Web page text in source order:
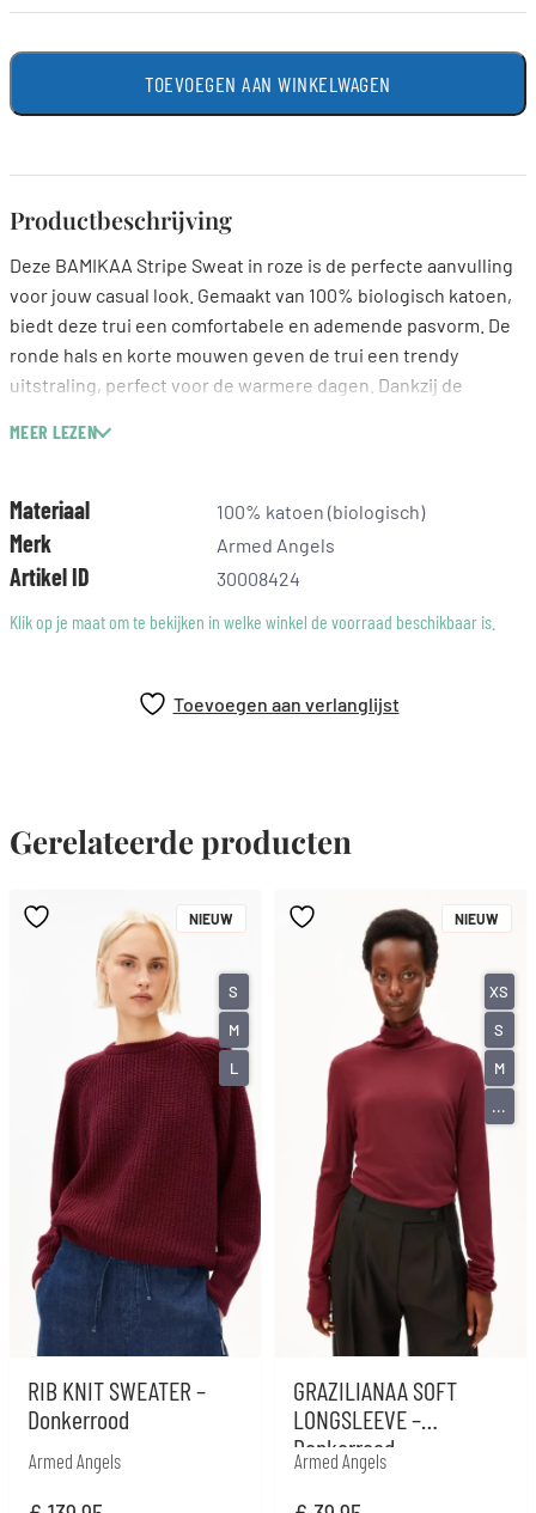
TOEVOEGEN AAN WINKELWAGEN
Productbeschrijving
Deze BAMIKAA Stripe Sweat in roze is de perfecte aanvulling
voor jouw casual look. Gemaakt van 100% biologisch katoen,
biedt deze trui een comfortabele en ademende pasvorm. De
ronde hals en korte mouwen geven de trui een trendy
uitstraling, perfect voor de warmere dagen. Dankzij de
moeiteloos aan op jouw stijl. Combineer hem eenvoudig met
moderne outfit. Laat je persoonlijkheid spreken met dit merk,
dat staat voor duurzaamheid en stijl.
MEER LEZEN
Materiaal 100% katoen (biologisch)
Merk Armed Angels
Artikel ID
30008424
Klik op je maat om te bekijken in welke winkel de voorraad beschikbaar is.
Toevoegen aan verlanglijst
Gerelateerde producten
RIB KNIT SWEATER –
Donkerrood
Armed Angels
NIEUW
S
M
L
GRAZILIANAA SOFT
LONGSLEEVE –
Donkerrood
Armed Angels
NIEUW
XS
S
M
...